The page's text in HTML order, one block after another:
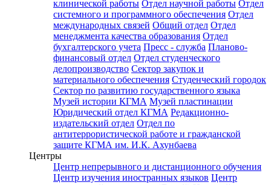
клинической работы Отдел научной работы Отдел
системного и программного обеспечения Отдел
международных связей Общий отдел Отдел
менеджмента качества образования Отдел
бухгалтерского учета Пресс - служба Планово-
финансовый отдел Отдел студенческого
делопроизводство Сектор закупок и
материального обеспечения Студенческий городок
Сектор по развитию государственного языка
Музей истории КГМА Музей пластинации
Юридический отдел КГМА Редакционно-
издательский отдел Отдел по
антитеррористической работе и гражданской
защите КГМА им. И.К. Ахунбаева
Центры
Центр непрерывного и дистанционного обучения
Центр изучения иностранных языков Центр